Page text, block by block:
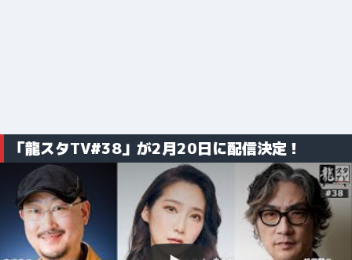
「龍スタTV#38」が2月20日に配信決定！